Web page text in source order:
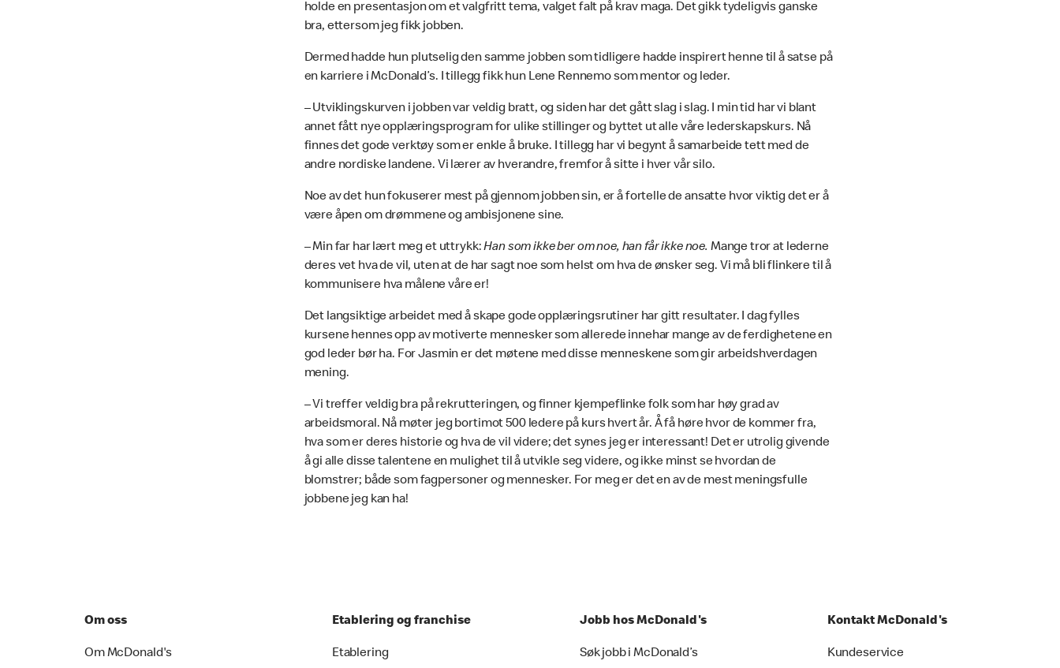
holde en presentasjon om et valgfritt tema, valget falt på krav maga. Det gikk tydeligvis ganske
bra, ettersom jeg fikk jobben.
Dermed hadde hun plutselig den samme jobben som tidligere hadde inspirert henne til å satse på
en karriere i McDonald’s. I tillegg fikk hun Lene Rennemo som mentor og leder.
– Utviklingskurven i jobben var veldig bratt, og siden har det gått slag i slag. I min tid har vi blant
annet fått nye opplæringsprogram for ulike stillinger og byttet ut alle våre lederskapskurs. Nå
finnes det gode verktøy som er enkle å bruke. I tillegg har vi begynt å samarbeide tett med de
andre nordiske landene. Vi lærer av hverandre, fremfor å sitte i hver vår silo.
Noe av det hun fokuserer mest på gjennom jobben sin, er å fortelle de ansatte hvor viktig det er å
være åpen om drømmene og ambisjonene sine.
– Min far har lært meg et uttrykk:Han som ikke ber om noe, han får ikke noe. Mange tror at lederne
deres vet hva de vil, uten at de har sagt noe som helst om hva de ønsker seg. Vi må bli flinkere til å
kommunisere hva målene våre er!
Det langsiktige arbeidet med å skape gode opplæringsrutiner har gitt resultater. I dag fylles
kursene hennes opp av motiverte mennesker som allerede innehar mange av de ferdighetene en
god leder bør ha. For Jasmin er det møtene med disse menneskene som gir arbeidshverdagen
mening.
– Vi treffer veldig bra på rekrutteringen, og finner kjempeflinke folk som har høy grad av
arbeidsmoral. Nå møter jeg bortimot 500 ledere på kurs hvert år. Å få høre hvor de kommer fra,
hva som er deres historie og hva de vil videre; det synes jeg er interessant! Det er utrolig givende
å gi alle disse talentene en mulighet til å utvikle seg videre, og ikke minst se hvordan de
blomstrer; både som fagpersoner og mennesker. For meg er det en av de mest meningsfulle
jobbene jeg kan ha!
Om oss
Om McDonald's
Etablering og franchise
Etablering
Jobb hos McDonald's
Søk jobb i McDonald’s
Kontakt McDonald's
Kundeservice